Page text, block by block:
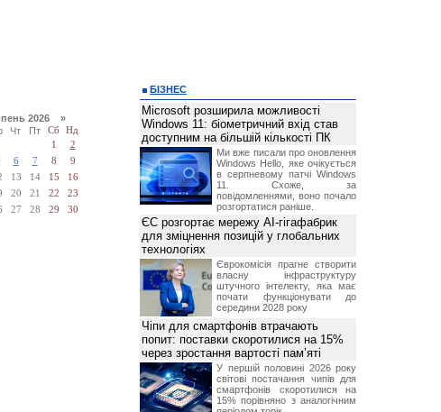
2026 »
Чт Пт Сб
Нд
1
2
6 7 8
9
13 14 15
16
20 21 22
23
27 28 29
30
БІЗНЕС
Microsoft розширила можливості
Windows 11: біометричний вхід став
доступним на більшій кількості ПК
Ми вже писали про оновлення
Windows Hello, яке очікується
в серпневому патчі Windows
11. Схоже, за
повідомленнями, воно почало
розгортатися раніше.
ЄС розгортає мережу AI-гігафабрик
для зміцнення позицій у глобальних
технологіях
Єврокомісія прагне створити
власну інфраструктуру
штучного інтелекту, яка має
почати функціонувати до
середини 2028 року
Чіпи для смартфонів втрачають
попит: поставки скоротилися на 15%
через зростання вартості пам’яті
У першій половині 2026 року
світові постачання чипів для
смартфонів скоротилися на
15% порівняно з аналогічним